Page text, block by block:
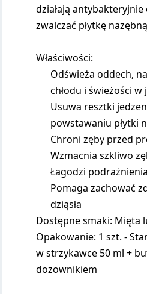
działają
zwalczać płytkę
Właściwości:
Odświeża oddech,
chłodu i świeżości w
Usuwa resztki
powstawaniu płytki
Chroni zęby przed
Wzmacnia szkliwo
Łagodzi
Pomaga zachować
dziąsła
Dostępne smaki: Mięta
Opakowanie: 1 szt. -
w strzykawce 50 ml +
dozownikiem